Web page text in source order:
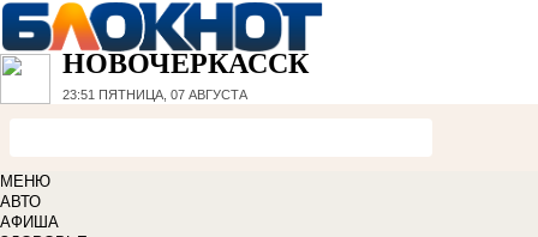
НОВОЧЕРКАССК
23:51 ПЯТНИЦА, 07 АВГУСТА
МЕНЮ
АВТО
АФИША